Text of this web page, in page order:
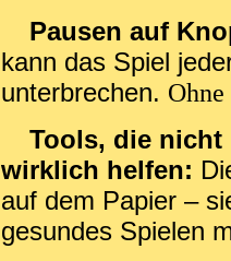
Pausen auf
kann das Spiel
unterbrechen.
Tools, die
wirklich helfen:
auf dem Papier –
gesundes Spielen